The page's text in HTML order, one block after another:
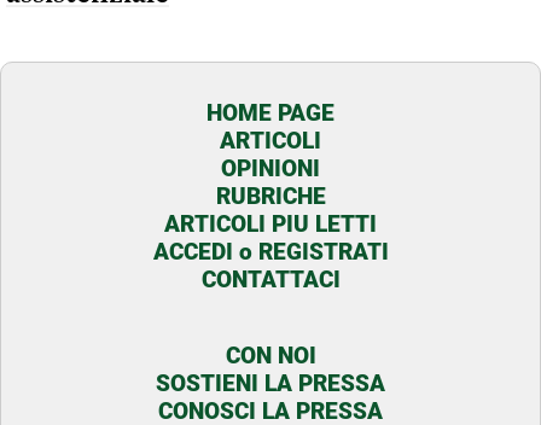
HOME PAGE
ARTICOLI
OPINIONI
RUBRICHE
ARTICOLI PIU LETTI
ACCEDI o REGISTRATI
CONTATTACI
CON NOI
SOSTIENI LA PRESSA
CONOSCI LA PRESSA